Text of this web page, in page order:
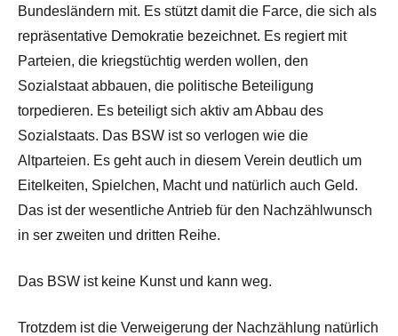
Bundesländern mit. Es stützt damit die Farce, die sich als
repräsentative Demokratie bezeichnet. Es regiert mit
Parteien, die kriegstüchtig werden wollen, den
Sozialstaat abbauen, die politische Beteiligung
torpedieren. Es beteiligt sich aktiv am Abbau des
Sozialstaats. Das BSW ist so verlogen wie die
Altparteien. Es geht auch in diesem Verein deutlich um
Eitelkeiten, Spielchen, Macht und natürlich auch Geld.
Das ist der wesentliche Antrieb für den Nachzählwunsch
in ser zweiten und dritten Reihe.
Das BSW ist keine Kunst und kann weg.
Trotzdem ist die Verweigerung der Nachzählung natürlich